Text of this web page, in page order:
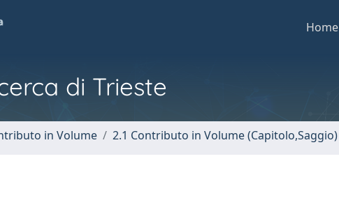
Home
di Trieste
in Volume 2.1 Contributo in Volume (Capitolo,Saggio)